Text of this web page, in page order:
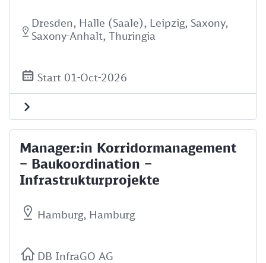
Dresden, Halle (Saale), Leipzig, Saxony,
Saxony-Anhalt, Thuringia
Start 01-Oct-2026
Manager:in Korridormanagement
– Baukoordination –
Infrastrukturprojekte
Hamburg, Hamburg
DB InfraGO AG